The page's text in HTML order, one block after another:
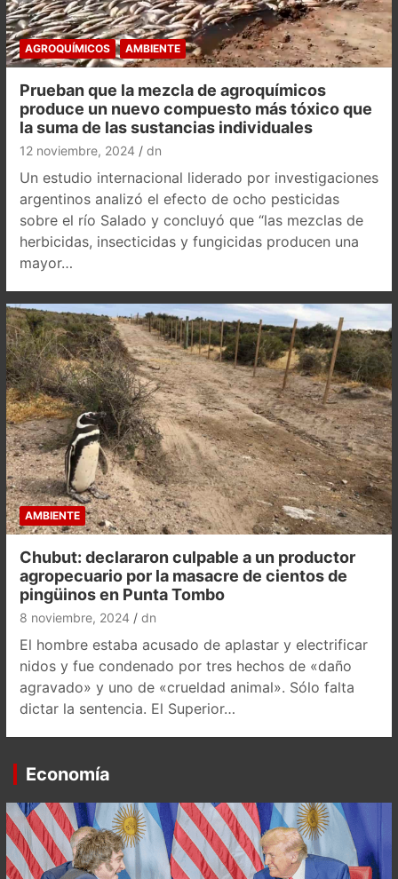
AGROQUÍMICOS AMBIENTE
Prueban que la mezcla de agroquímicos
produce un nuevo compuesto más tóxico que
la suma de las sustancias individuales
12 noviembre, 2024 dn
Un estudio internacional liderado por investigaciones
argentinos analizó el efecto de ocho pesticidas
sobre el río Salado y concluyó que “las mezclas de
herbicidas, insecticidas y fungicidas producen una
mayor…
AMBIENTE
Chubut: declararon culpable a un productor
agropecuario por la masacre de cientos de
pingüinos en Punta Tombo
8 noviembre, 2024 dn
El hombre estaba acusado de aplastar y electrificar
nidos y fue condenado por tres hechos de «daño
agravado» y uno de «crueldad animal». Sólo falta
dictar la sentencia. El Superior…
Economía